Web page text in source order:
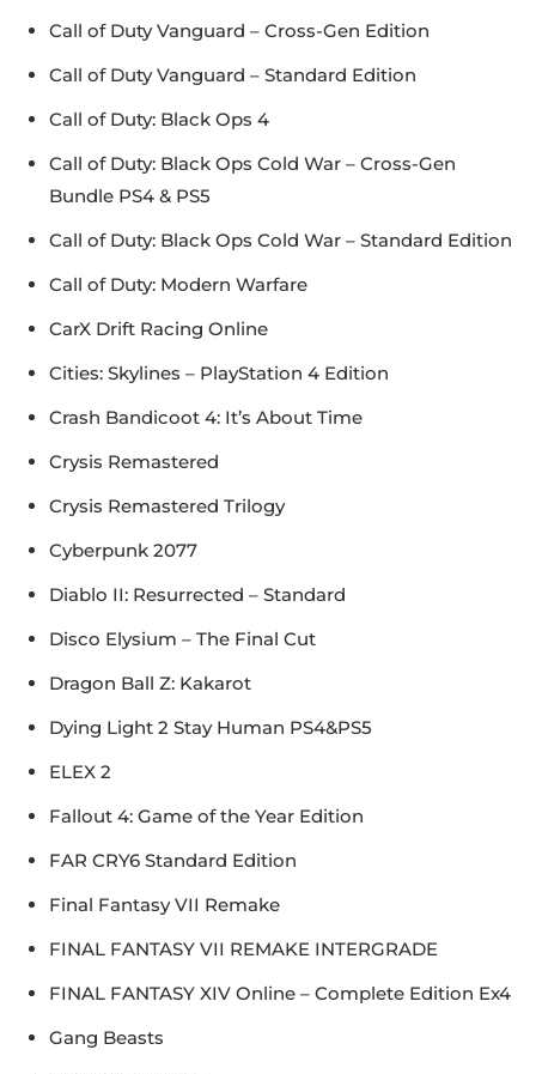
Call of Duty Vanguard – Cross-Gen Edition
Call of Duty Vanguard – Standard Edition
Call of Duty: Black Ops 4
Call of Duty: Black Ops Cold War – Cross-Gen
Bundle PS4 & PS5
Call of Duty: Black Ops Cold War – Standard Edition
Call of Duty: Modern Warfare
CarX Drift Racing Online
Cities: Skylines – PlayStation 4 Edition
Crash Bandicoot 4: It’s About Time
Crysis Remastered
Crysis Remastered Trilogy
Cyberpunk 2077
Diablo II: Resurrected – Standard
Disco Elysium – The Final Cut
Dragon Ball Z: Kakarot
Dying Light 2 Stay Human PS4&PS5
ELEX 2
Fallout 4: Game of the Year Edition
FAR CRY6 Standard Edition
Final Fantasy VII Remake
FINAL FANTASY VII REMAKE INTERGRADE
FINAL FANTASY XIV Online – Complete Edition Ex4
Gang Beasts